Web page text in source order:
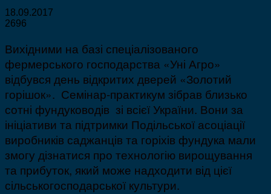
18.09.2017
2696
Вихідними на базі спеціалізованого
фермерського господарства «Уні Агро»
відбувся день відкритих дверей «Золотий
горішок». Семінар-практикум зібрав близько
сотні фундуководів зі всієї України. Вони за
ініціативи та підтримки Подільської асоціації
виробників саджанців та горіхів фундука мали
змогу дізнатися про технологію вирощування
та прибуток, який може надходити від цієї
сільськогосподарської культури.